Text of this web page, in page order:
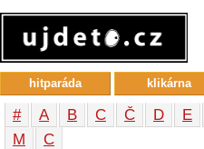
# A B C Č D E
М
С
hitparáda klikárna